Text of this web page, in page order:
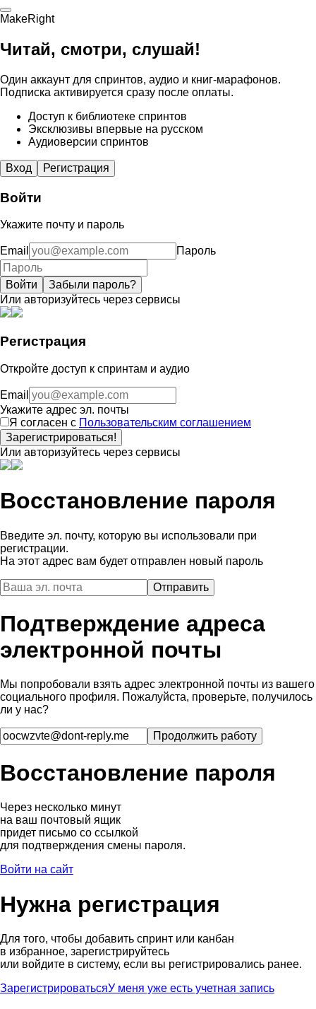
MakeRight
Читай, смотри, слушай!
Один аккаунт для спринтов, аудио и книг-марафонов.
Подписка активируется сразу после оплаты.
Доступ к библиотеке спринтов
Эксклюзивы впервые на русском
Аудиоверсии спринтов
Вход Регистрация
Войти
Укажите почту и пароль
Email Пароль
Войти
Забыли пароль?
Или авторизуйтесь через сервисы
Регистрация
Откройте доступ к спринтам и аудио
Email
Укажите адрес эл. почты
Я согласен с Пользовательским соглашением
Зарегистрироваться!
Или авторизуйтесь через сервисы
Восстановление пароля
Введите эл. почту, которую вы использовали при
регистрации.
На этот адрес вам будет отправлен новый пароль
Подтверждение адреса
электронной почты
Мы попробовали взять адрес электронной почты из вашего
социального профиля. Пожалуйста, проверьте, получилось
ли у нас?
Восстановление пароля
Через несколько минут
на ваш почтовый ящик
придет письмо со ссылкой
для подтверждения смены пароля.
Войти на сайт
Нужна регистрация
Для того, чтобы добавить спринт или канбан
в избранное, зарегистрируйтесь
или войдите в систему, если вы регистрировались ранее.
ЗарегистрироватьсяУ меня уже есть учетная запись